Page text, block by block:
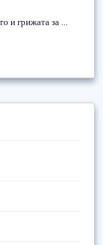
и грижата за ...